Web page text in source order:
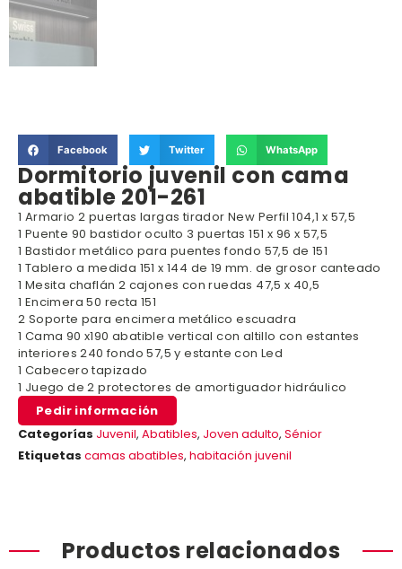
Facebook Twitter WhatsApp
Dormitorio juvenil con cama
abatible 201-261
1 Armario 2 puertas largas tirador New Perfil 104,1 x 57,5
1 Puente 90 bastidor oculto 3 puertas 151 x 96 x 57,5
1 Bastidor metálico para puentes fondo 57,5 de 151
1 Tablero a medida 151 x 144 de 19 mm. de grosor canteado
1 Mesita chaflán 2 cajones con ruedas 47,5 x 40,5
1 Encimera 50 recta 151
2 Soporte para encimera metálico escuadra
1 Cama 90 x190 abatible vertical con altillo con estantes
interiores 240 fondo 57,5 y estante con Led
1 Cabecero tapizado
1 Juego de 2 protectores de amortiguador hidráulico
Pedir información
Categorías Juvenil, Abatibles, Joven adulto, Sénior
Etiquetas camas abatibles, habitación juvenil
Productos relacionados